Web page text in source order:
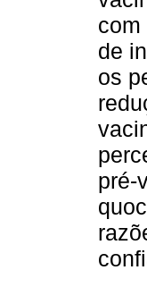
com
de
os
pré-